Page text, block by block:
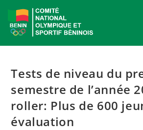
Tests de niveau du
semestre de l’année
roller: Plus de 600
évaluation